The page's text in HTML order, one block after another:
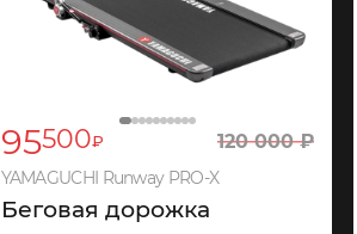
95500₽ 120 000₽
YAMAGUCHI Runway PRO-X
Беговая дорожка